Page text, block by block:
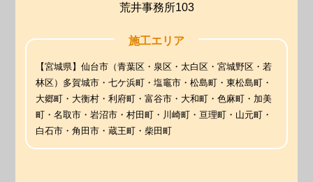
荒井事務所103
施工エリア
【宮城県】仙台市（青葉区・泉区・太白区・宮城野区・若
林区）多賀城市・七ケ浜町・塩竈市・松島町・東松島町・
大郷町・大衡村・利府町・富谷市・大和町・色麻町・加美
町・名取市・岩沼市・村田町・川崎町・亘理町・山元町・
白石市・角田市・蔵王町・柴田町